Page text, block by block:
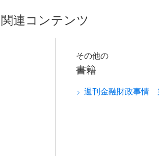
関連コンテンツ
その他の
書籍
週刊金融財政事情